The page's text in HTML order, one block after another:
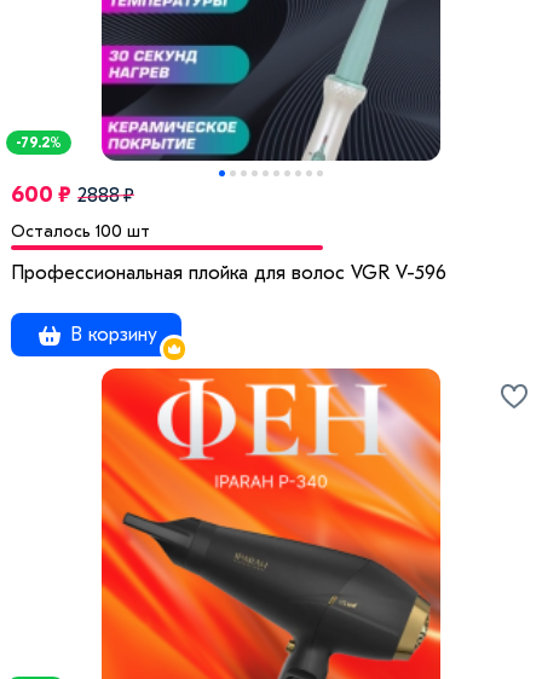
-79.2%
600 ₽ 2888 ₽
Осталось 100 шт
Профессиональная плойка для волос VGR V-596
В корзину